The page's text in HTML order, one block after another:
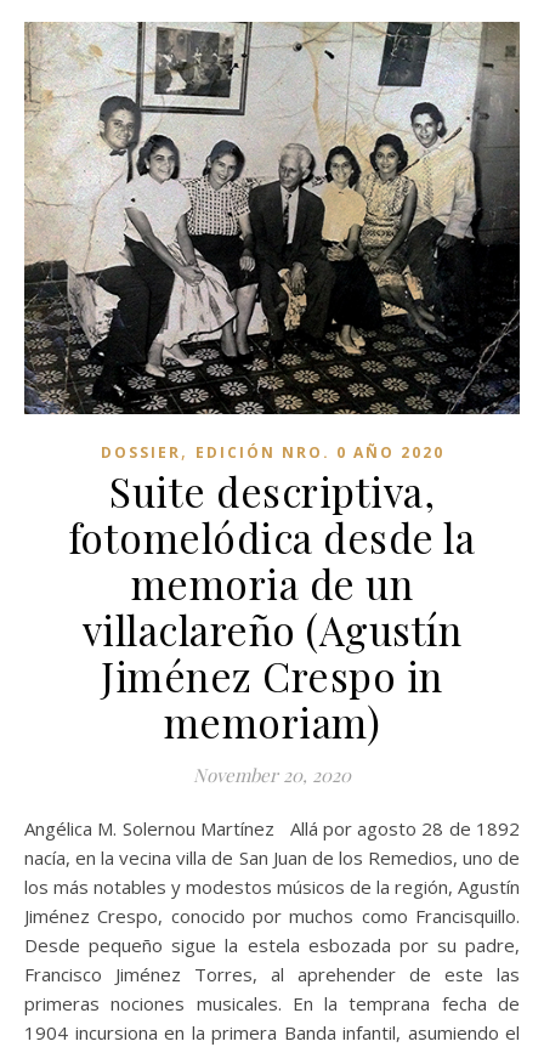
DOSSIER, EDICIÓN NRO. 0 AÑO 2020
Suite descriptiva,
fotomelódica desde la
memoria de un
villaclareño (Agustín
Jiménez Crespo in
memoriam)
November 20, 2020
Angélica M. Solernou Martínez Allá por agosto 28 de 1892
nacía, en la vecina villa de San Juan de los Remedios, uno de
los más notables y modestos músicos de la región, Agustín
Jiménez Crespo, conocido por muchos como Francisquillo.
Desde pequeño sigue la estela esbozada por su padre,
Francisco Jiménez Torres, al aprehender de este las
primeras nociones musicales. En la temprana fecha de
1904 incursiona en la primera Banda infantil, asumiendo el